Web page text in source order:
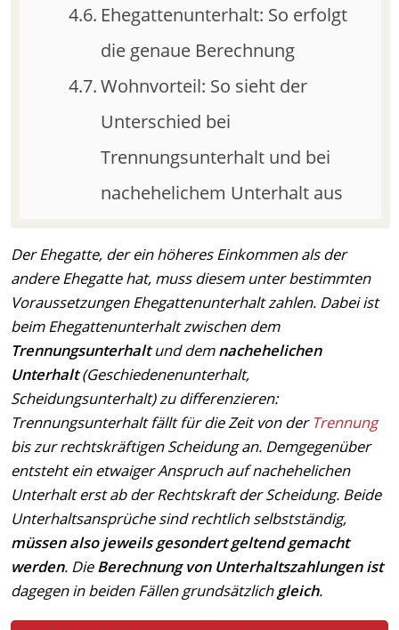
Ehegattenunterhalt: So erfolgt
die genaue Berechnung
Wohnvorteil: So sieht der
Unterschied bei
Trennungsunterhalt und bei
nachehelichem Unterhalt aus
Der Ehegatte, der ein höheres Einkommen als der
andere Ehegatte hat, muss diesem unter bestimmten
Voraussetzungen Ehegattenunterhalt zahlen. Dabei ist
beim Ehegattenunterhalt zwischen dem
Trennungsunterhaltund demnachehelichen
Unterhalt(Geschiedenenunterhalt,
Scheidungsunterhalt) zu differenzieren:
Trennungsunterhalt fällt für die Zeit von der Trennung
bis zur rechtskräftigen Scheidung an. Demgegenüber
entsteht ein etwaiger Anspruch auf nachehelichen
Unterhalt erst ab der Rechtskraft der Scheidung. Beide
Unterhaltsansprüche sind rechtlich selbstständig,
müssen also jeweils gesondert geltend gemacht
werden. DieBerechnung von Unterhaltszahlungen ist
dagegen in beiden Fällen grundsätzlichgleich.